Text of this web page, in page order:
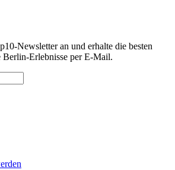
Newsletter an und erhalte die besten
Erlebnisse per E-Mail.